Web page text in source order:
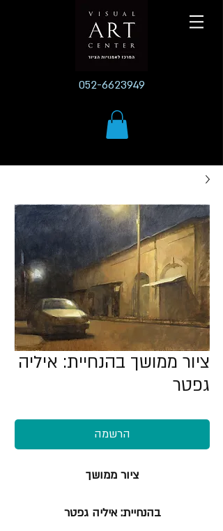
052-6623949
ציור ממושך בהנחיית: איליה
גפטר
הרשמה
ציור ממושך
בהנחיית: איליה גפטר